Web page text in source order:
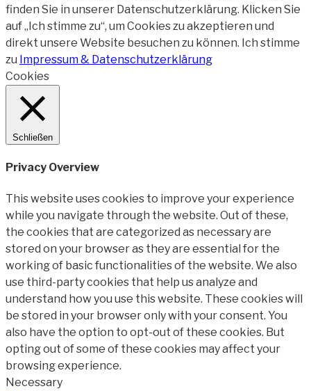
finden Sie in unserer Datenschutzerklärung. Klicken Sie
auf „Ich stimme zu“, um Cookies zu akzeptieren und
direkt unsere Website besuchen zu können. Ich stimme
zu Impressum & Datenschutzerklärung
Cookies
Schließen
Privacy Overview
This website uses cookies to improve your experience
while you navigate through the website. Out of these,
the cookies that are categorized as necessary are
stored on your browser as they are essential for the
working of basic functionalities of the website. We also
use third-party cookies that help us analyze and
understand how you use this website. These cookies will
be stored in your browser only with your consent. You
also have the option to opt-out of these cookies. But
opting out of some of these cookies may affect your
browsing experience.
Necessary